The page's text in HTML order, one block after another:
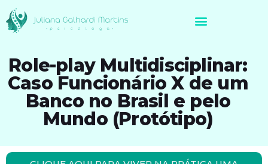
Role-play Multidisciplinar:
Caso Funcionário X de um
Banco no Brasil e pelo
Mundo (Protótipo)